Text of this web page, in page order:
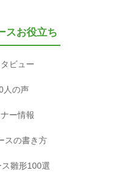
スお役立ち
ビュー
人の声
ー情報
スの書き方
雛形100選